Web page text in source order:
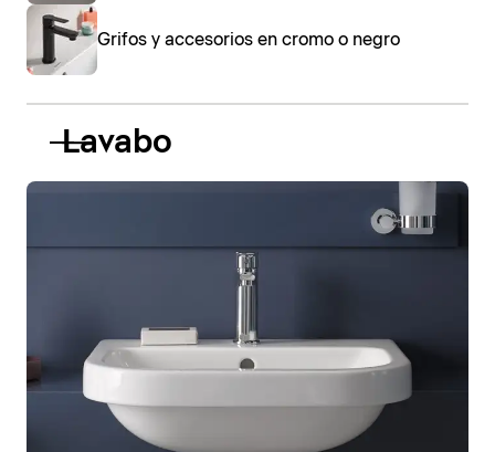
Grifos y accesorios en cromo o negro
Lavabo